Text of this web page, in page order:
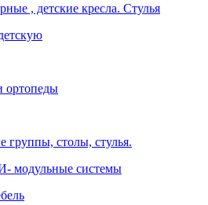
, детские кресла. Стулья
ортопеды
группы, столы, стулья.
системы